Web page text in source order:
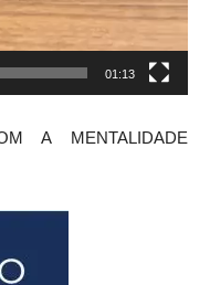
01:13
A MENTALIDADE